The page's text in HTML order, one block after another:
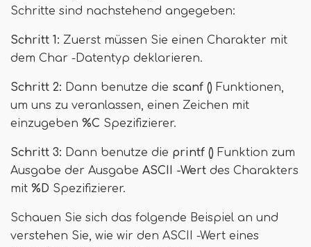
Schritte sind nachstehend angegeben:
Schritt 1: Zuerst müssen Sie einen Charakter mit
dem Char -Datentyp deklarieren.
Schritt 2: Dann benutze die scanf () Funktionen,
um uns zu veranlassen, einen Zeichen mit
einzugeben %C Spezifizierer.
Schritt 3: Dann benutze die printf () Funktion zum
Ausgabe der Ausgabe ASCII -Wert des Charakters
mit %D Spezifizierer.
Schauen Sie sich das folgende Beispiel an und
verstehen Sie, wie wir den ASCII -Wert eines